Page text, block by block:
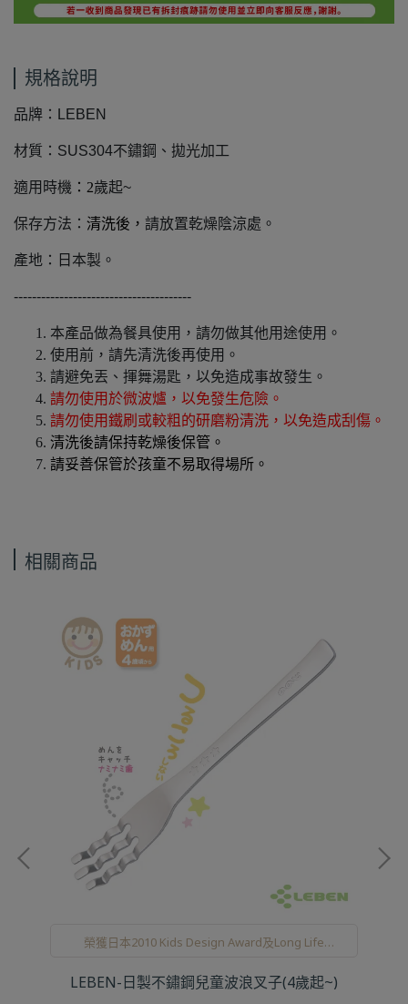
規格說明
品牌：LEBEN
材質：SUS304不鏽鋼、拋光加工
適用時機 ：2歲起~
保存方法： 清洗後， 請放置乾燥陰涼處。
產地：日本製。
---------------------------------------
本產品做為餐具使用，請勿做其他用途使用。
使用前，請先清洗後再使用。
請避免丟、揮舞湯匙，以免造成事故發生。
請勿使用於微波爐，以免發生危險。
請勿使用鐵刷或較粗的研磨粉清洗，以免造成刮傷。
清洗後請保持乾燥後保管。
請妥善保管於孩童不易取得場所。
相關商品
榮獲日本2010 Kids Design Award及Long Life
LEBEN-日製不鏽鋼兒童波浪叉子(4歲起~)